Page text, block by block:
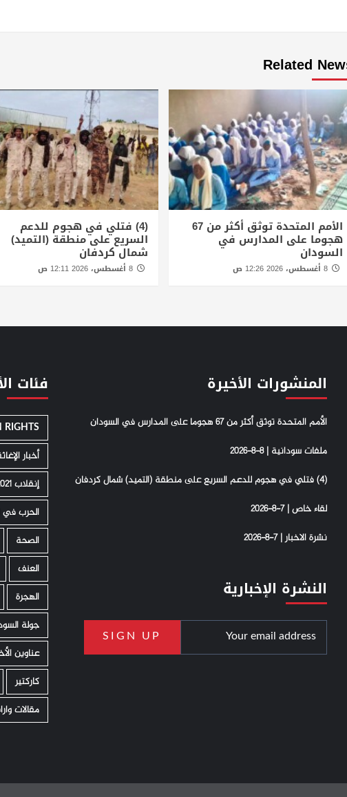
Related
الأمم المتحدة توثق أكثر من 67
هجوما على المدارس في
السودان
8 أغسطس، 2026 12:26 ص
(4) فتلي في هجوم للدعم
السريع على منطقة (التميد)
شمال كردفان
المنشورات الأخيرة
الأمم المتحدة توثق أكثر من 67 هجوما على المدارس في السودان
ملفات سودانية | 8-8-2026
(4) فتلي في هجوم للدعم السريع على منطقة (التميد) شمال كردفان
لقاء خاص | 7-8-2026
نشرة الاخبار | 7-8-2026
النشرة الإخبارية
فئات
أخبار
إنقلاب 2021
الحرب في
الصحة
العنف
الهجرة
جولة
عناوين
كاركتير
مقالات